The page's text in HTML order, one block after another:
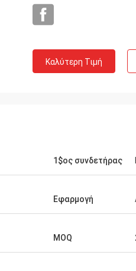
Καλύτερη Τιμή
1$ος συνδετήρας
Εφαρμογή
MOQ